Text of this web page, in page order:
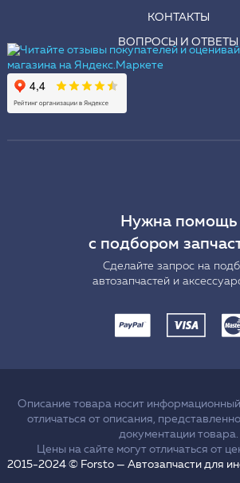
КОНТАКТЫ
ВОПРОСЫ И ОТВЕТЫ
Нужна помощь
с подбором
Сделайте запрос на
автозапчастей и
Описание товара носит
отличаться от описания,
документации товара.
Цены на сайте могут отличаться от
2015-2024 © Forsto — Автозапчасти для